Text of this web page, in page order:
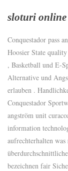
sloturi
Conquestador pass
Hoosier State
, Basketball und E-
Alternative und
erlauben .
Conquestador
angström unit
information
aufrechterhalten
bezeichnen fair